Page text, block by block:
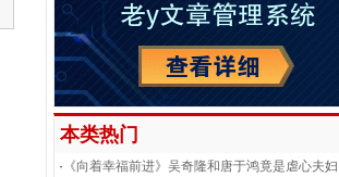
本类热门
· 《向着幸福前进》吴奇隆和唐于鸿竟是虐心夫妇